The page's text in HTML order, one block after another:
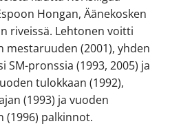
Hongan, Äänekosken
riveissä. Lehtonen voitti
mestaruuden (2001), yhden
SM-pronssia (1993, 2005) ja
tulokkaan (1992),
(1993) ja vuoden
(1996) palkinnot.